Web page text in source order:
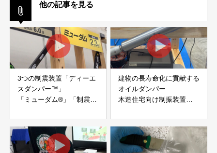
他の記事を見る
3つの制震装置「ディーエ
スダンパー™」
「ミューダム®」「制震テ
アイディールブレーン株式
会社
建物の長寿命化に貢献する
オイルダンパー
木造住宅向け制振装置
株式会社evoltz